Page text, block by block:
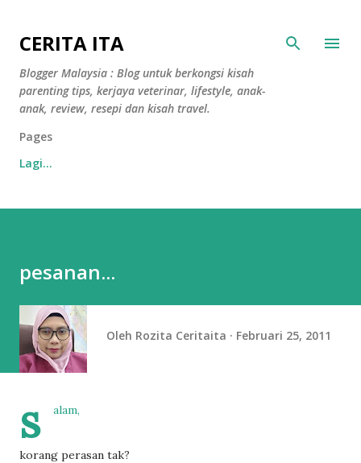
CERITA ITA
Blogger Malaysia : Blog untuk berkongsi kisah
parenting tips, kerjaya veterinar, lifestyle, anak-
anak, review, resepi dan kisah travel.
Pages
Lagi…
pesanan...
Oleh Rozita Ceritaita Februari 25, 2011
s alam,
korang perasan tak?